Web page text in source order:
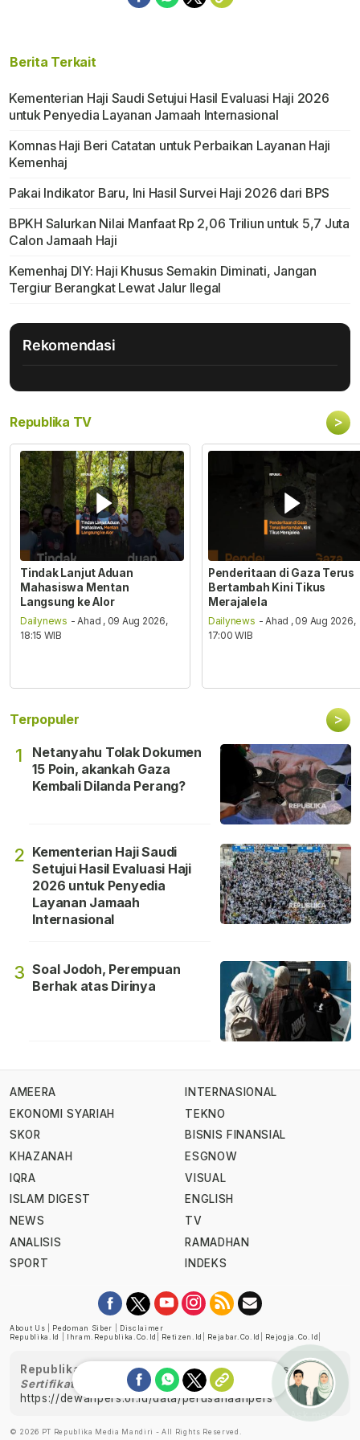
Berita Terkait
Kementerian Haji Saudi Setujui Hasil Evaluasi Haji 2026
untuk Penyedia Layanan Jamaah Internasional
Komnas Haji Beri Catatan untuk Perbaikan Layanan Haji
Kemenhaj
Pakai Indikator Baru, Ini Hasil Survei Haji 2026 dari BPS
BPKH Salurkan Nilai Manfaat Rp 2,06 Triliun untuk 5,7 Juta
Calon Jamaah Haji
Kemenhaj DIY: Haji Khusus Semakin Diminati, Jangan
Tergiur Berangkat Lewat Jalur Ilegal
Rekomendasi
Republika TV >
Tindak Lanjut Aduan
Mahasiswa Mentan
Langsung ke Alor
Dailynews - Ahad , 09 Aug 2026,
18:15 WIB
Penderitaan di Gaza Terus
Bertambah Kini Tikus
Merajalela
Dailynews - Ahad , 09 Aug 2026,
17:00 WIB
Terpopuler >
1
Netanyahu Tolak Dokumen
15 Poin, akankah Gaza
Kembali Dilanda Perang?
2 Kementerian Haji Saudi
Setujui Hasil Evaluasi Haji
2026 untuk Penyedia
Layanan Jamaah
Internasional
3 Soal Jodoh, Perempuan
Berhak atas Dirinya
AMEERA
EKONOMI SYARIAH
SKOR
KHAZANAH
IQRA
ISLAM DIGEST
NEWS
ANALISIS
SPORT
INTERNASIONAL
TEKNO
BISNIS FINANSIAL
ESGNOW
VISUAL
ENGLISH
TV
RAMADHAN
INDEKS
About Us Pedoman Siber
Disclaimer
Republika.id
Ihram.republika.co.id Retizen.id Rejabar.co.id Rejogja.co.id
Republika telah diverifikasi oleh Dewan Pers
Sertifikat Nomor 1058/DP-Verifikasi/K/XII/2022
https://dewanpers.or.id/data/perusahaanpers
© 2026 PT Republika Media Mandiri - All Rights Reserved.
Ask me!